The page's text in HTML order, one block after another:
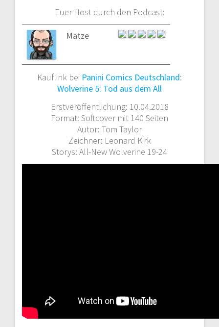
Euer Host durch den Podcast:
Matze
Kauflink bei Panini Comics Deutschland:
Wolverine 5: Tod aus dem All
Erstveröffentlichung: 10.04.2018
Format: Softcover mit 140 Seiten
Autor: Tom Taylor
Zeichner: Leonard Kirk
Storys: All-New Wolverine 19-24